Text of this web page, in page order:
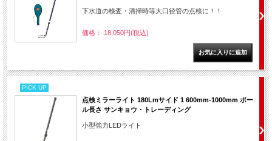
下水道の検査・清掃時等大口径管の点検に！！
価格： 18,050円(税込)
PICK UP
点検ミラーライト 180Lmサイド 1 600mm-1000mm ポー
ル長さ サンキョウ・トレーディング
小型強力LEDライト